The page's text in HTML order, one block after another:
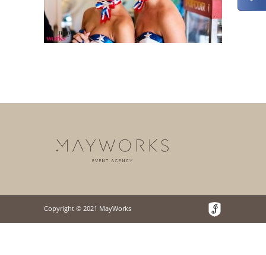
Copyright © 2021 MayWorks